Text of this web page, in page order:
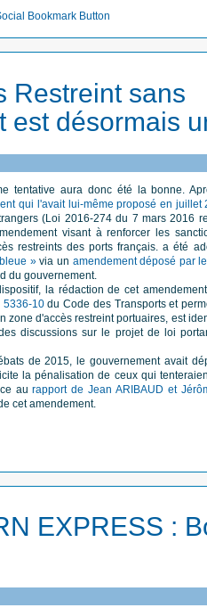
Restreint sans
est désormais
tentative aura donc été la bonne.
qui l'avait lui-même proposé en juillet
(Loi 2016-274 du 7 mars 2016
visant à renforcer les
restreints des ports français. a été
»via un amendement déposé par
du gouvernement.
la rédaction de cet
10du Code des Transports et
zone d'accès restreint portuaires, est
discussions sur le projet de loi
de 2015, le gouvernement avait
la pénalisation de ceux qui
aurapport de Jean ARIBAUD et
cet amendement.
EXPRESS :